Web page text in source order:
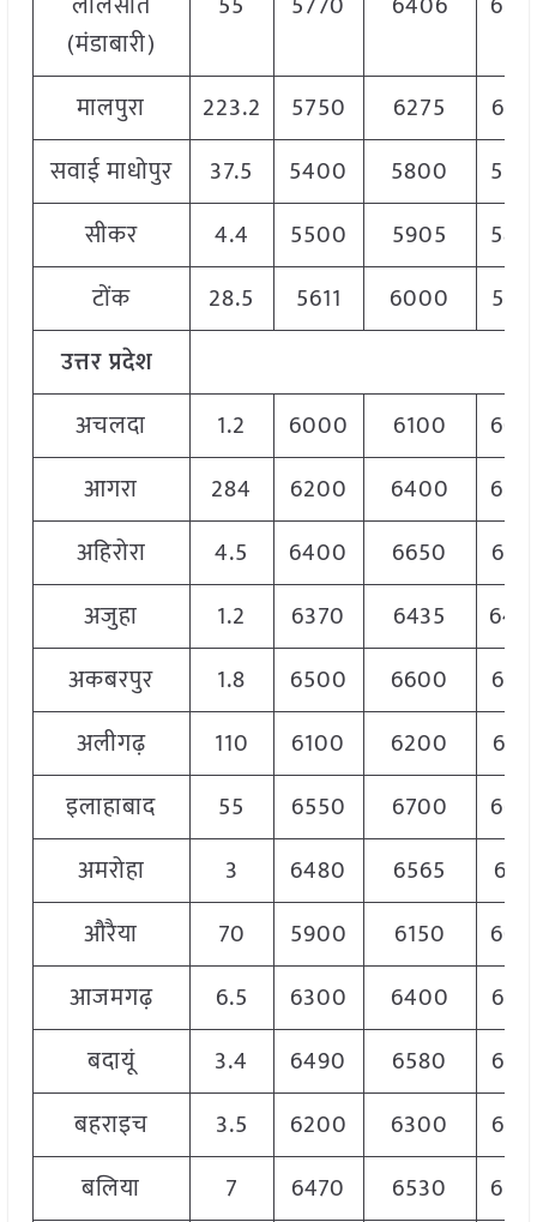
(मंडाबारी)
मालपुरा 223.2 5750 6275
सवाई माधोपुर
37.5 5400 5800
सीकर
4.4 5500 5905
टोंक
28.5 5611 6000
उत्तर प्रदेश
अचलदा
1.2 6000 6100
आगरा
284 6200 6400
अहिरोरा
4.5 6400 6650
अजुहा
1.2 6370 6435
अकबरपुर
1.8 6500 6600
अलीगढ़
110 6100 6200
इलाहाबाद
55 6550 6700
अमरोहा
3 6480 6565
औरैया
70 5900 6150
आजमगढ़
6.5 6300 6400
बदायूं
3.4 6490 6580
बहराइच
3.5 6200 6300
बलिया
7 6470 6530